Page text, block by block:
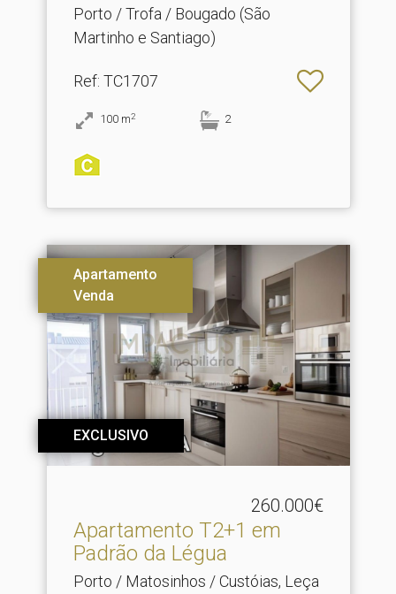
Porto / Trofa / Bougado (São
Martinho e Santiago)
Ref: TC1707
100 m2 2
Apartamento
Venda
EXCLUSIVO
260.000€
Apartamento T2+1 em
Padrão da Légua
Porto / Matosinhos / Custóias, Leça